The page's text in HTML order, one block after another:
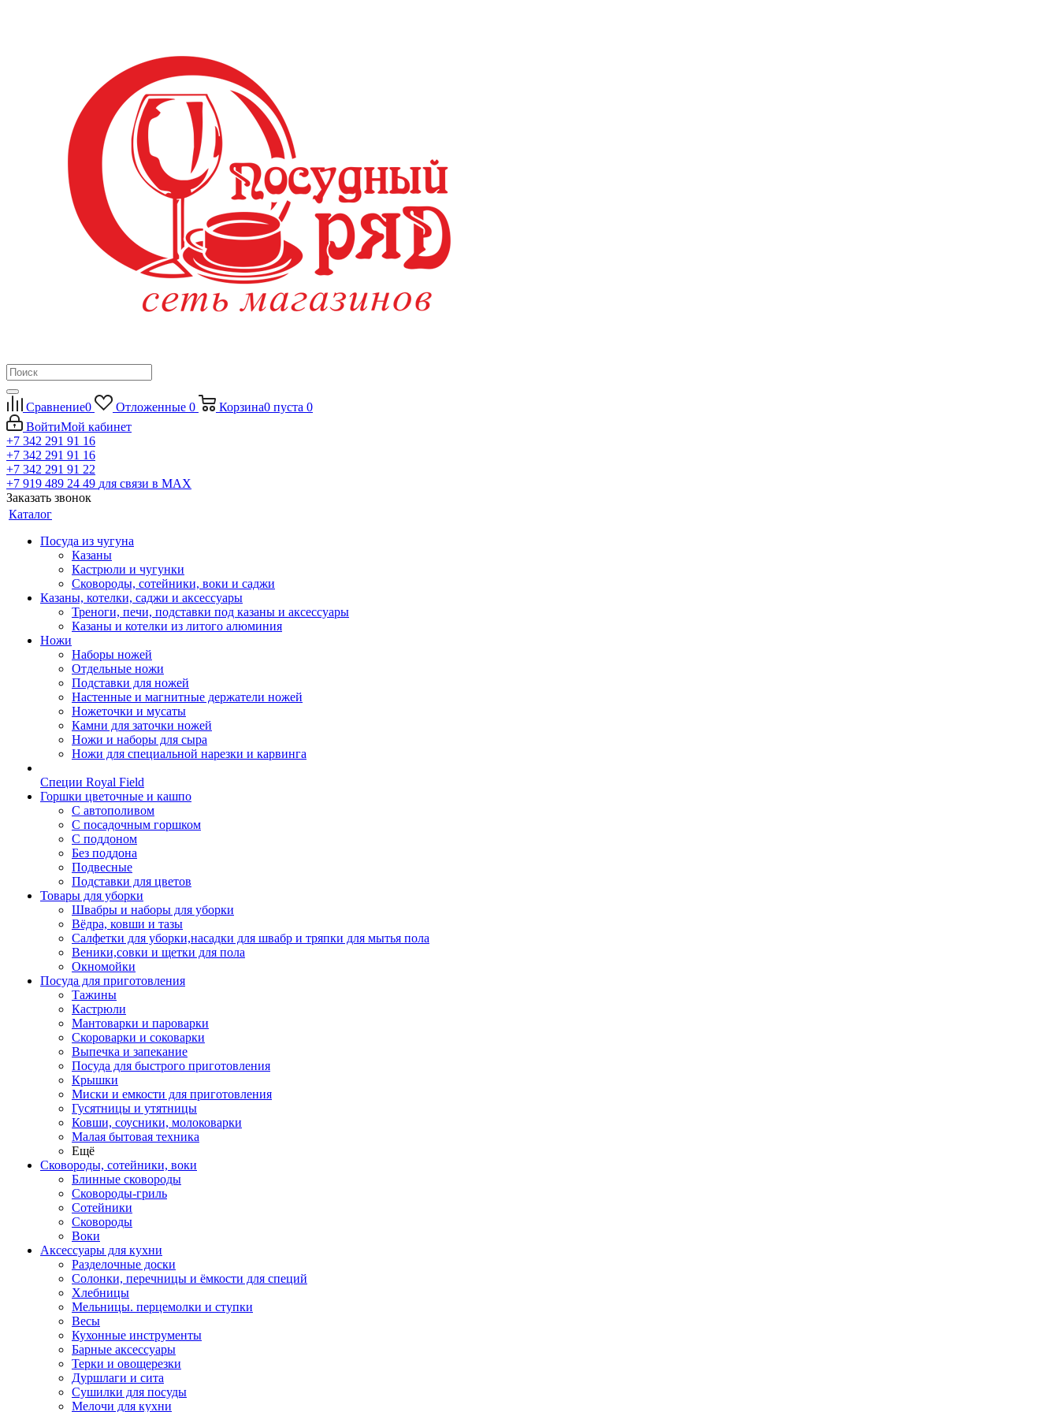
Сравнение0 Отложенные 0 Корзина0 пуста 0
ВойтиМой кабинет
+7 342 291 91 16
+7 342 291 91 16
+7 342 291 91 22
+7 919 489 24 49 для связи в МАХ
Заказать звонок
Каталог
Посуда из чугуна
Казаны
Кастрюли и чугунки
Сковороды, сотейники, воки и саджи
Казаны, котелки, саджи и аксессуары
Треноги, печи, подставки под казаны и аксессуары
Казаны и котелки из литого алюминия
Ножи
Наборы ножей
Отдельные ножи
Подставки для ножей
Настенные и магнитные держатели ножей
Ножеточки и мусаты
Камни для заточки ножей
Ножи и наборы для сыра
Ножи для специальной нарезки и карвинга
Специи Royal Field
Горшки цветочные и кашпо
С автополивом
С посадочным горшком
С поддоном
Без поддона
Подвесные
Подставки для цветов
Товары для уборки
Швабры и наборы для уборки
Вёдра, ковши и тазы
Салфетки для уборки,насадки для швабр и тряпки для мытья пола
Веники,совки и щетки для пола
Окномойки
Посуда для приготовления
Тажины
Кастрюли
Мантоварки и пароварки
Скороварки и соковарки
Выпечка и запекание
Посуда для быстрого приготовления
Крышки
Миски и емкости для приготовления
Гусятницы и утятницы
Ковши, соусники, молоковарки
Малая бытовая техника
Ещё
Сковороды, сотейники, воки
Блинные сковороды
Сковороды-гриль
Сотейники
Сковороды
Воки
Аксессуары для кухни
Разделочные доски
Солонки, перечницы и ёмкости для специй
Хлебницы
Мельницы. перцемолки и ступки
Весы
Кухонные инструменты
Барные аксессуары
Терки и овощерезки
Дуршлаги и сита
Сушилки для посуды
Мелочи для кухни